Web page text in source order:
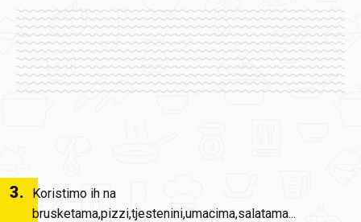
3.
Koristimo ih na
brusketama,pizzi,tjestenini,umacima,salatama...